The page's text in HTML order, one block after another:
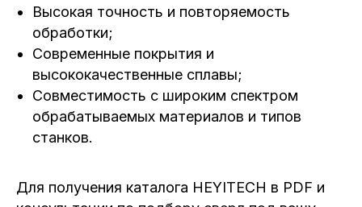
Высокая точность и повторяемость
обработки;
Современные покрытия и
высококачественные сплавы;
Совместимость с широким спектром
обрабатываемых материалов и типов
станков.
Для получения каталога HEYITECH в PDF и